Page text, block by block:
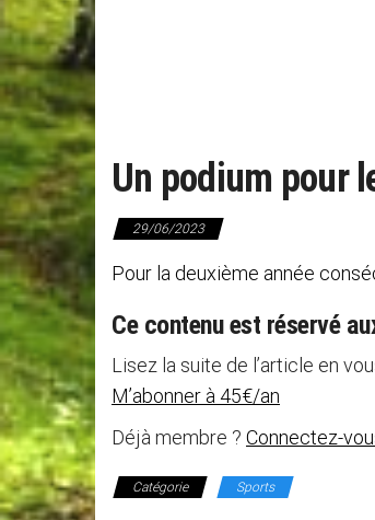
Un podium pour
29/06/2023
Pour la deuxième année
Ce contenu est réservé
Lisez la suite de l’article en
M’abonner à 45€/an
Déjà membre ? Connectez-
Catégorie Sports